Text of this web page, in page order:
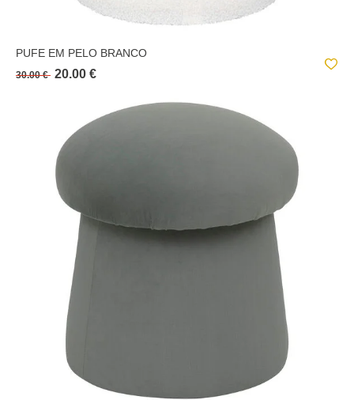
PUFE EM PELO BRANCO
30.00 € 20.00 €